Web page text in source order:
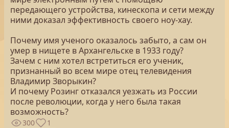
передающего устройства, кинескопа и сети между
ними доказал эффективность своего ноу-хау.
Почему имя ученого оказалось забыто, а сам он
умер в нищете в Архангельске в 1933 году?
Зачем с ним хотел встретиться его ученик,
признанный во всем мире отец телевидения
Владимир Зворыкин?
И почему Розинг отказался уезжать из России
после революции, когда у него была такая
возможность?
300 1